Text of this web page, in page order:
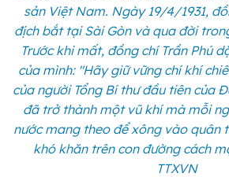
sản Việt Nam. Ngày 19/4/1931,
địch bắt tại Sài Gòn và qua đời
Trước khi mất, đồng chí Trần Phú
của mình: "Hãy giữ vững chí khí
của người Tổng Bí thư đầu tiên của
đã trở thành một vũ khí mà mỗi
nước mang theo để xông vào quân
khó khăn trên con đường cách
TTXVN